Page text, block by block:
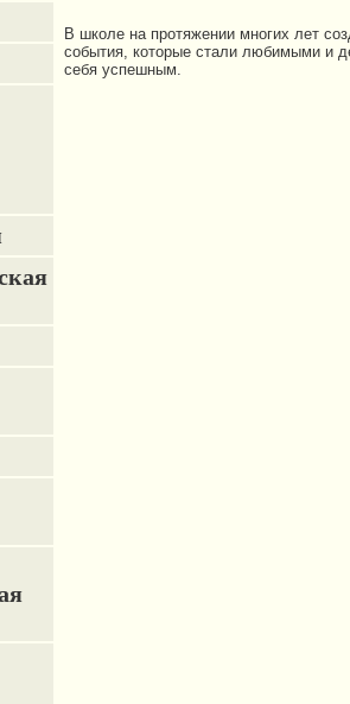
В школе на протяжении многих лет
события, которые стали любимыми и
себя успешным.